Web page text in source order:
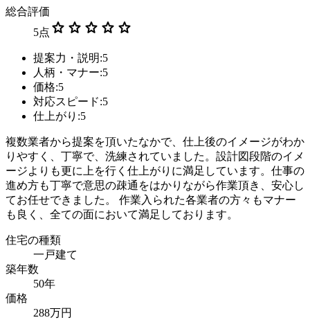
総合評価
5点 star star star star star
提案力・説明:5
人柄・マナー:5
価格:5
対応スピード:5
仕上がり:5
複数業者から提案を頂いたなかで、仕上後のイメージがわか
りやすく、丁寧で、洗練されていました。設計図段階のイメ
ージよりも更に上を行く仕上がりに満足しています。仕事の
進め方も丁寧で意思の疎通をはかりながら作業頂き、安心し
てお任せできました。 作業入られた各業者の方々もマナー
も良く、全ての面において満足しております。
住宅の種類
一戸建て
築年数
50年
価格
288万円